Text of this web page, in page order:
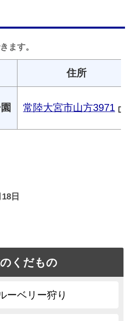
ます。
住所
常陸大宮市山方3971
日
くだもの
ーベリー狩り